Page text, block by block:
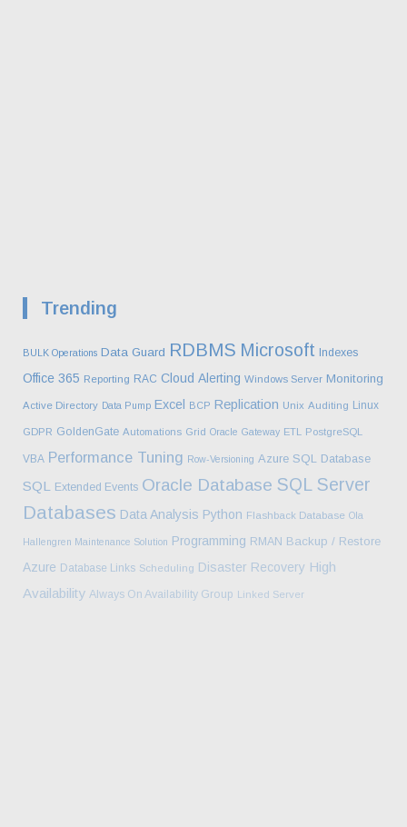
Trending
BULK Operations Data Guard RDBMS Microsoft Indexes
Office 365 Reporting RAC Cloud Alerting Windows Server Monitoring
Active Directory Data Pump Excel BCP Replication Unix Auditing Linux
GDPR GoldenGate Automations Grid Oracle Gateway ETL PostgreSQL
VBA Performance Tuning Row-Versioning Azure SQL Database
SQL Extended Events Oracle Database SQL Server
Databases Data Analysis Python Flashback Database Ola
Hallengren Maintenance Solution Programming RMAN Backup / Restore
Azure Database Links Scheduling Disaster Recovery High
Availability Always On Availability Group Linked Server